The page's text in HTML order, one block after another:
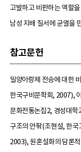
고발하고 비판하는 역할
남성 지배 질서에 균열을
참고문헌
밀양아랑제 전승에 대한
한국구비문학회, 2007),
문화전통논집2, 경성대
구조의 안팎(조현설, 한
2003), 원혼설화의 담론